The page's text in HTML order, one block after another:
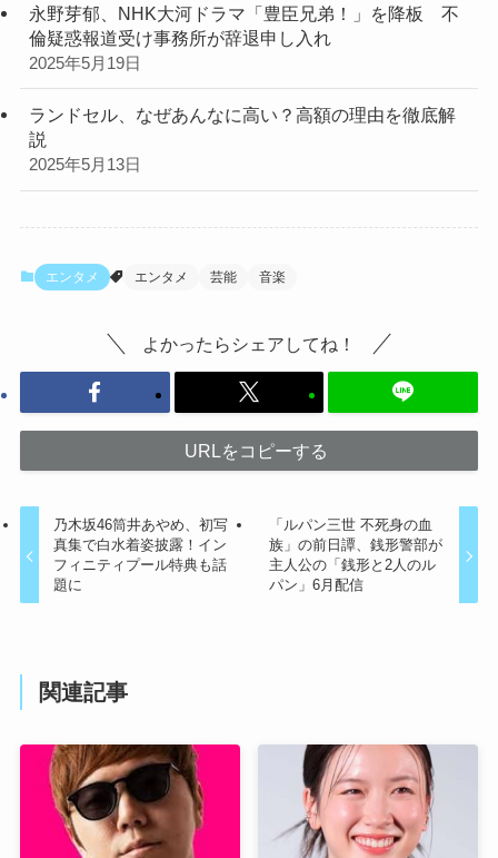
永野芽郁、NHK大河ドラマ「豊臣兄弟！」を降板 不
倫疑惑報道受け事務所が辞退申し入れ
2025年5月19日
ランドセル、なぜあんなに高い？高額の理由を徹底解
説
2025年5月13日
エンタメ エンタメ 芸能 音楽
よかったらシェアしてね！
URLをコピーする
乃木坂46筒井あやめ、初写
真集で白水着姿披露！イン
フィニティプール特典も話
題に
「ルパン三世 不死身の血
族」の前日譚、銭形警部が
主人公の「銭形と2人のル
パン」6月配信
関連記事